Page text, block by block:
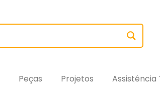
Peças Projetos Assistência